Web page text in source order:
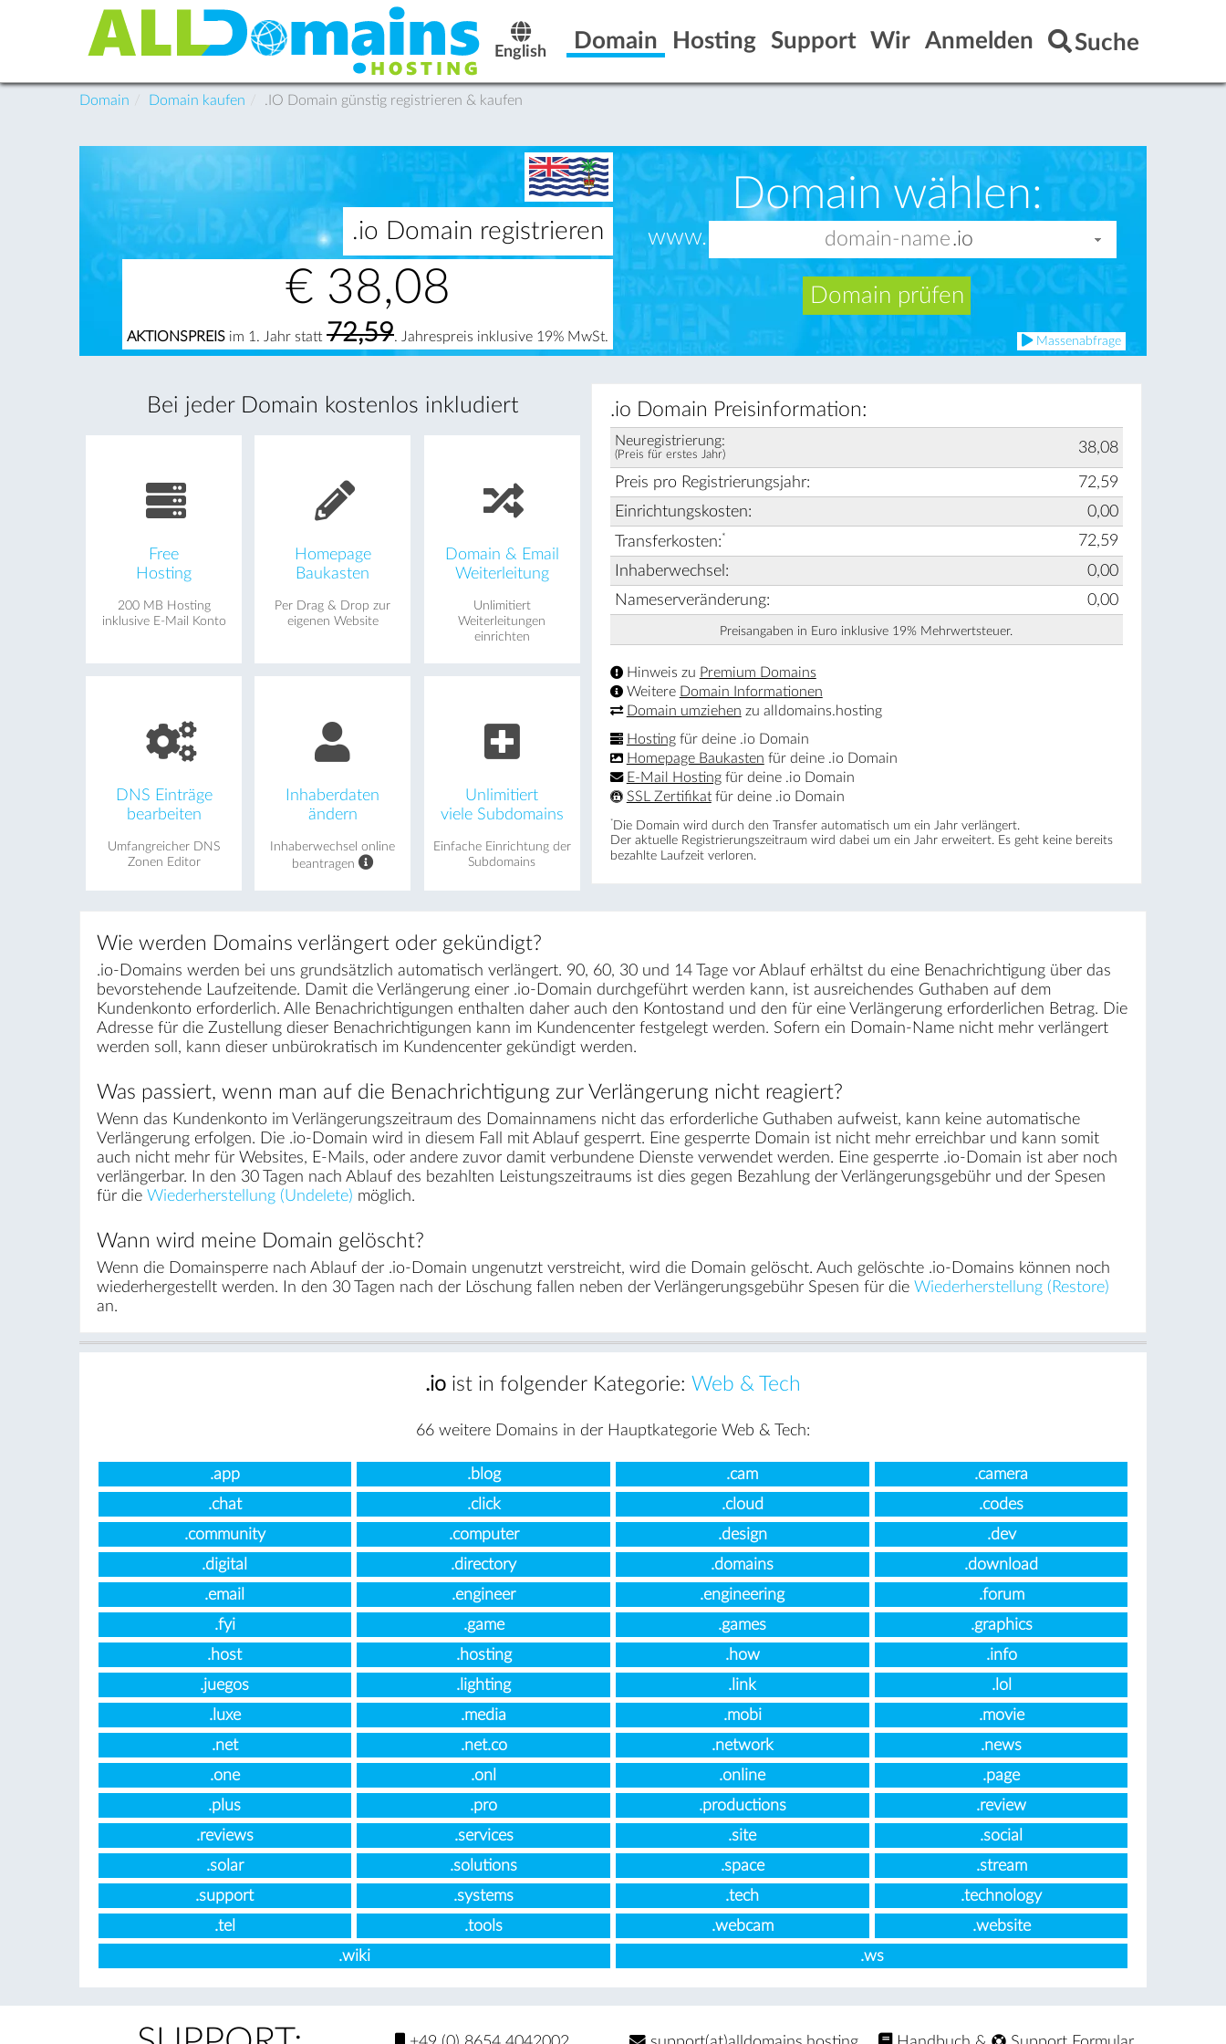
English Domain Hosting Support Wir Anmelden Suche
Domain Domain kaufen .IO Domain günstig registrieren & kaufen
.io Domain registrieren
€ 38,08
AKTIONSPREIS im 1. Jahr statt 72,59. Jahrespreis inklusive 19% MwSt.
Domain wählen:
www.
Domain prüfen
Massenabfrage
Bei jeder Domain kostenlos inkludiert
Free
Hosting
200 MB Hosting
inklusive E-Mail Konto
Homepage
Baukasten
Per Drag & Drop zur
eigenen Website
Domain & Email
Weiterleitung
Unlimitiert
Weiterleitungen
einrichten
DNS Einträge
bearbeiten
Umfangreicher DNS
Zonen Editor
Inhaberdaten
ändern
Inhaberwechsel online
beantragen
Unlimitiert
viele Subdomains
Einfache Einrichtung der
Subdomains
.io Domain Preisinformation:
Neuregistrierung:
(Preis für erstes Jahr) 38,08
Preis pro Registrierungsjahr:
72,59
Einrichtungskosten:
0,00
Transferkosten:*
72,59
Inhaberwechsel:
0,00
Nameserveränderung:
0,00
Preisangaben in Euro inklusive 19% Mehrwertsteuer.
Hinweis zu Premium Domains
Weitere Domain Informationen
Domain umziehen zu alldomains.hosting
Hostingfür deine .io Domain
Homepage Baukasten für deine .io Domain
E-Mail Hostingfür deine .io Domain
SSL Zertifikatfür deine .io Domain
* Die Domain wird durch den Transfer automatisch um ein Jahr verlängert.
Der aktuelle Registrierungs­zeitraum wird dabei um ein Jahr erweitert. Es geht keine bereits
bezahlte Laufzeit verloren.
Wie werden Domains verlängert oder gekündigt?
.io-Domains werden bei uns grundsätzlich automatisch verlängert. 90, 60, 30 und 14 Tage vor Ablauf erhältst du eine Benachrichtigung über das
bevorstehende Laufzeitende. Damit die Verlängerung einer .io-Domain durchgeführt werden kann, ist ausreichendes Guthaben auf dem
Kundenkonto erforderlich. Alle Benachrichtigungen enthalten daher auch den Kontostand und den für eine Verlängerung erforderlichen Betrag. Die
Adresse für die Zustellung dieser Benachrichtigungen kann im Kundencenter festgelegt werden. Sofern ein Domain-Name nicht mehr verlängert
werden soll, kann dieser unbürokratisch im Kundencenter gekündigt werden.
Was passiert, wenn man auf die Benachrichtigung zur Verlängerung nicht reagiert?
Wenn das Kundenkonto im Verlängerungszeitraum des Domainnamens nicht das erforderliche Guthaben aufweist, kann keine automatische
Verlängerung erfolgen. Die .io-Domain wird in diesem Fall mit Ablauf gesperrt. Eine gesperrte Domain ist nicht mehr erreichbar und kann somit
auch nicht mehr für Websites, E-Mails, oder andere zuvor damit verbundene Dienste verwendet werden. Eine gesperrte .io-Domain ist aber noch
verlängerbar. In den 30 Tagen nach Ablauf des bezahlten Leistungszeitraums ist dies gegen Bezahlung der Verlängerungsgebühr und der Spesen
für die Wiederherstellung (Undelete) möglich.
Wann wird meine Domain gelöscht?
Wenn die Domainsperre nach Ablauf der .io-Domain ungenutzt verstreicht, wird die Domain gelöscht. Auch gelöschte .io-Domains können noch
wiederhergestellt werden. In den 30 Tagen nach der Löschung fallen neben der Verlängerungsgebühr Spesen für die Wiederherstellung (Restore)
an.
.io ist in folgender Kategorie: Web & Tech
66 weitere Domains in der Hauptkategorie Web & Tech:
.app .blog .cam
.camera
.chat
.click .cloud
.codes
.community
.computer .design
.dev
.digital
.directory .domains
.download
.email
.engineer .engineering
.forum
.fyi
.game .games
.graphics
.host
.hosting .how
.info
.juegos
.lighting .link
.lol
.luxe
.media .mobi
.movie
.net
.net.co .network
.news
.one
.onl .online
.page
.plus
.pro .productions
.review
.reviews
.services .site
.social
.solar
.solutions .space
.stream
.support
.systems .tech
.technology
.tel
.tools .webcam
.website
.wiki
.ws